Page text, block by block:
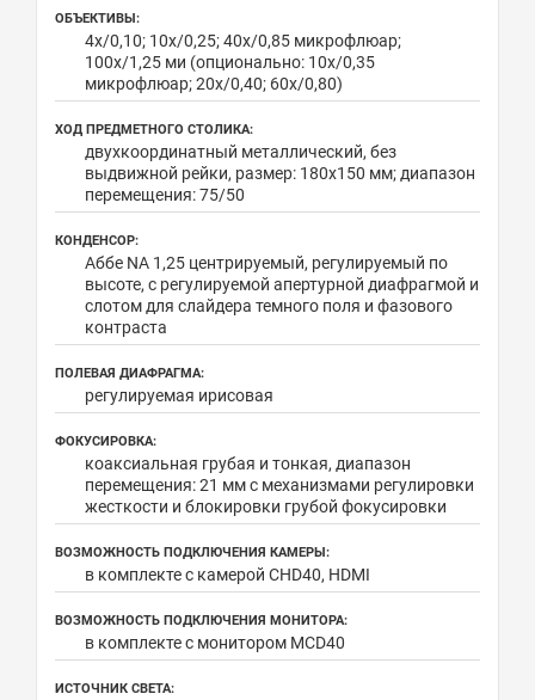
ОБЪЕКТИВЫ:
4x/0,10; 10x/0,25; 40x/0,85 микрофлюар;
100x/1,25 ми (опционально: 10х/0,35
микрофлюар; 20х/0,40; 60х/0,80)
ХОД ПРЕДМЕТНОГО СТОЛИКА:
двухкоординатный металлический, без
выдвижной рейки, размер: 180х150 мм; диапазон
перемещения: 75/50
КОНДЕНСОР:
Аббе NA 1,25 центрируемый, регулируемый по
высоте, с регулируемой апертурной диафрагмой и
слотом для слайдера темного поля и фазового
контраста
ПОЛЕВАЯ ДИАФРАГМА:
регулируемая ирисовая
ФОКУСИРОВКА:
коаксиальная грубая и тонкая, диапазон
перемещения: 21 мм с механизмами регулировки
жесткости и блокировки грубой фокусировки
ВОЗМОЖНОСТЬ ПОДКЛЮЧЕНИЯ КАМЕРЫ:
в комплекте с камерой CHD40, HDMI
ВОЗМОЖНОСТЬ ПОДКЛЮЧЕНИЯ МОНИТОРА:
в комплекте с монитором MCD40
ИСТОЧНИК СВЕТА: